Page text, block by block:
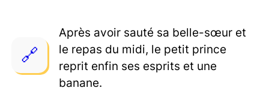
Après avoir sauté sa belle-sœur et
le repas du midi, le petit prince
reprit enfin ses esprits et une
banane.